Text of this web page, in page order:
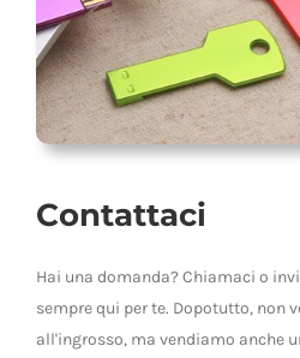
Contattaci
Hai una domanda? Chiamaci o
sempre qui per te. Dopotutto, non
all'ingrosso, ma vendiamo anche